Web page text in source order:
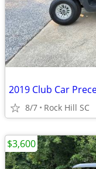
2019 Club Car
8/7 Rock Hill SC
$3,600